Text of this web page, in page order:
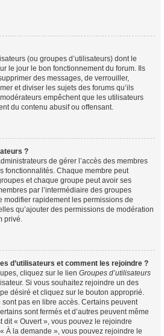
(ou groupes d’utilisateurs) dont le
le jour le bon fonctionnement du forum. Ils
des messages, de verrouiller,
et diviser les sujets des forums qu’ils
empêchent que les utilisateurs
du contenu abusif ou offensant.
?
de gérer l’accès des membres
fonctionnalités. Chaque membre peut
et chaque groupe peut avoir ses
par l’intermédiaire des groupes
modifier rapidement les permissions de
qu’ajouter des permissions de modération
privé.
d’utilisateurs et comment les rejoindre ?
cliquez sur le lien Groupes d’utilisateurs
Si vous souhaitez rejoindre un des
désiré et cliquez sur le bouton approprié.
pas en libre accès. Certains peuvent
sont fermés et d’autres peuvent même
dit « Ouvert », vous pouvez le rejoindre
À la demande », vous pouvez rejoindre le